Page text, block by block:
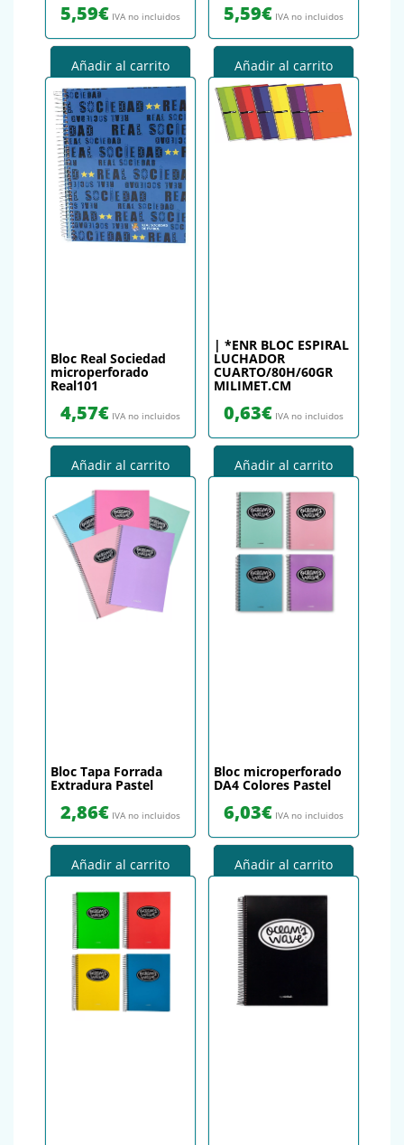
5,59€ IVA no incluidos
Añadir al carrito
5,59€ IVA no incluidos
Añadir al carrito
Bloc Real Sociedad
microperforado
Real101
4,57€ IVA no incluidos
Añadir al carrito
| *ENR BLOC ESPIRAL
LUCHADOR
CUARTO/80H/60GR
MILIMET.CM
0,63€ IVA no incluidos
Añadir al carrito
Bloc Tapa Forrada
Extradura Pastel
2,86€ IVA no incluidos
Añadir al carrito
Bloc microperforado
DA4 Colores Pastel
6,03€ IVA no incluidos
Añadir al carrito